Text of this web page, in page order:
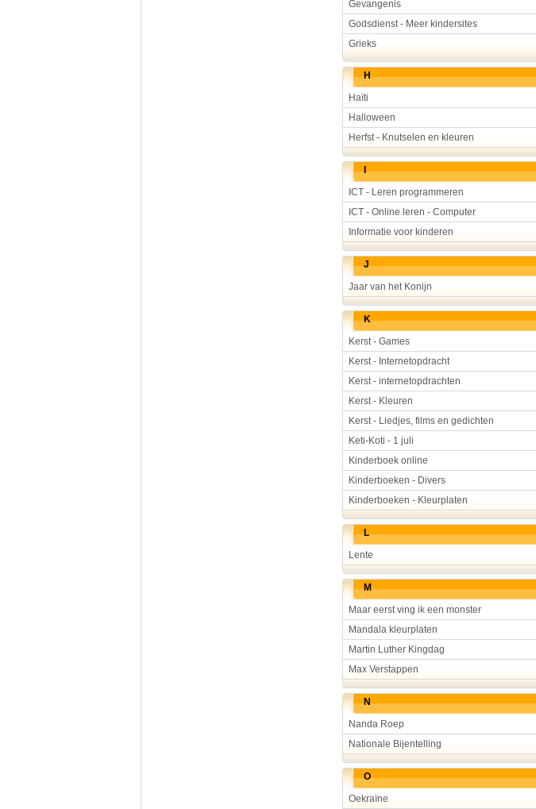
Gevangenis
Godsdienst - Meer kindersites
Grieks
H
Haïti
Halloween
Herfst - Knutselen en kleuren
I
ICT - Leren programmeren
ICT - Online leren - Computer
Informatie voor kinderen
J
Jaar van het Konijn
K
Kerst - Games
Kerst - Internetopdracht
Kerst - internetopdrachten
Kerst - Kleuren
Kerst - Liedjes, films en gedichten
Keti-Koti - 1 juli
Kinderboek online
Kinderboeken - Divers
Kinderboeken - Kleurplaten
L
Lente
M
Maar eerst ving ik een monster
Mandala kleurplaten
Martin Luther Kingdag
Max Verstappen
N
Nanda Roep
Nationale Bijentelling
O
Oekraïne